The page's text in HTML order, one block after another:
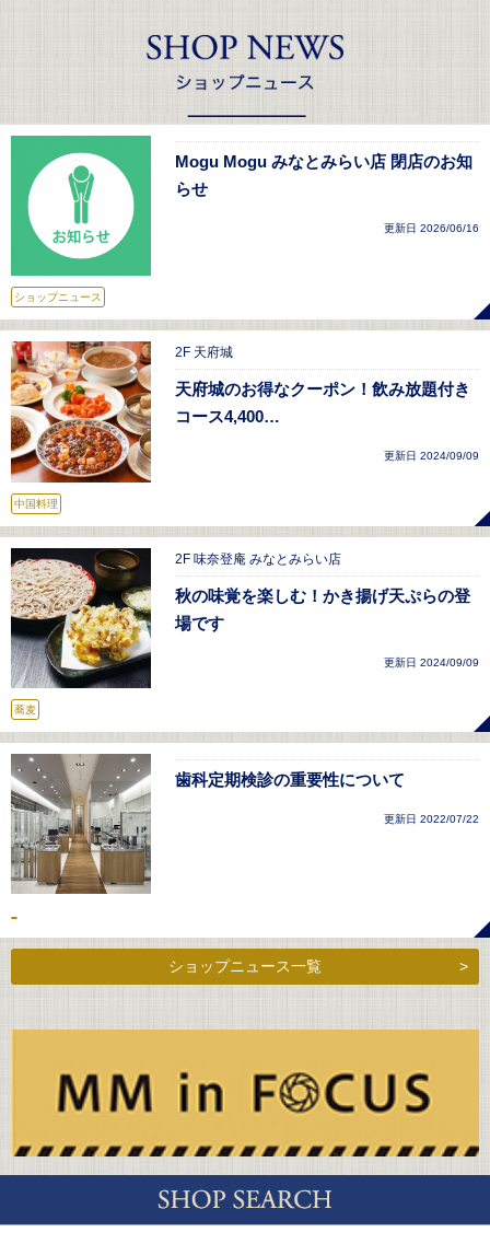
ショップニュース
Mogu Mogu みなとみらい店 閉店のお知
らせ
更新日 2026/06/16
中国料理
2F 天府城
天府城のお得なクーポン！飲み放題付き
コース4,400…
更新日 2024/09/09
蕎麦
2F 味奈登庵 みなとみらい店
秋の味覚を楽しむ！かき揚げ天ぷらの登
場です
更新日 2024/09/09
歯科定期検診の重要性について
更新日 2022/07/22
ショップニュース一覧